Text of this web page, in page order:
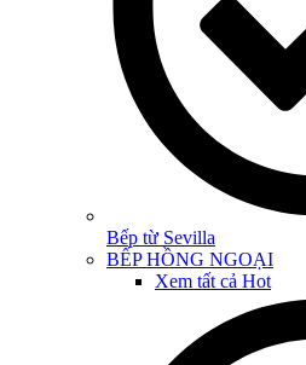
Bếp từ Sevilla
BẾP HỒNG NGOẠI
Xem tất cả Hot